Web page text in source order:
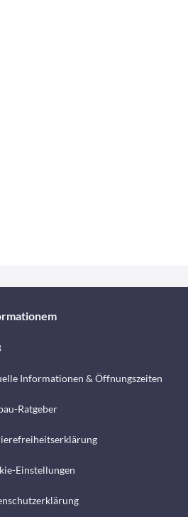
Informationen & Öffnungszeiten
Ratgeber
Einstellungen